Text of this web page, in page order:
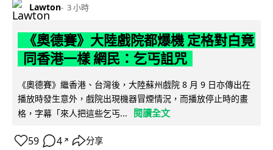
Lawton 3 小時
《奧德賽》大陸戲院都爆機 定格對白竟
同香港一樣 網民：乞丐詛咒
《奧德賽》繼香港、台灣後，大陸蘇州戲院 8 月 9 日亦傳出在
播放時發生意外，戲院出現機器冒煙情況，而播放停止時的畫
格，字幕「來人把這些乞丐...
閱讀全文
59 4 ↗ 分享